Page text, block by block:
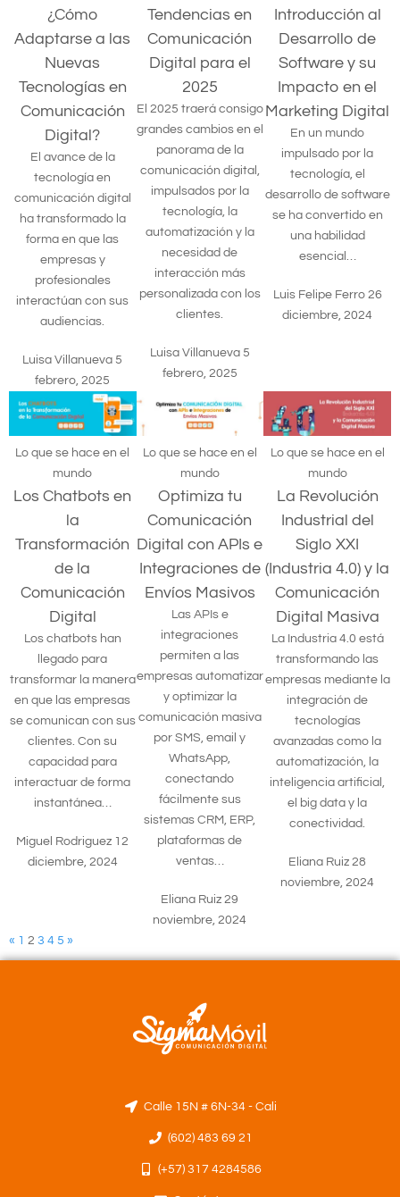
¿Cómo
Adaptarse a las
Nuevas
Tecnologías en
Comunicación
Digital?
El avance de la
tecnología en
comunicación digital
ha transformado la
forma en que las
empresas y
profesionales
interactúan con sus
audiencias.
Luisa Villanueva 5
febrero, 2025
Tendencias en
Comunicación
Digital para el
2025
El 2025 traerá consigo
grandes cambios en el
panorama de la
comunicación digital,
impulsados por la
tecnología, la
automatización y la
necesidad de
interacción más
personalizada con los
clientes.
Luisa Villanueva 5
febrero, 2025
Introducción al
Desarrollo de
Software y su
Impacto en el
Marketing Digital
En un mundo
impulsado por la
tecnología, el
desarrollo de software
se ha convertido en
una habilidad
esencial…
Luis Felipe Ferro 26
diciembre, 2024
Lo que se hace en el
mundo
Los Chatbots en
la
Transformación
de la
Comunicación
Digital
Los chatbots han
llegado para
transformar la manera
en que las empresas
se comunican con sus
clientes. Con su
capacidad para
interactuar de forma
instantánea…
Miguel Rodriguez 12
diciembre, 2024
Lo que se hace en el
mundo
Optimiza tu
Comunicación
Digital con APIs e
Integraciones de
Envíos Masivos
Las APIs e
integraciones
permiten a las
empresas automatizar
y optimizar la
comunicación masiva
por SMS, email y
WhatsApp,
conectando
fácilmente sus
sistemas CRM, ERP,
plataformas de
ventas…
Eliana Ruiz29
noviembre, 2024
Lo que se hace en el
mundo
La Revolución
Industrial del
Siglo XXI
(Industria 4.0) y la
Comunicación
Digital Masiva
La Industria 4.0 está
transformando las
empresas mediante la
integración de
tecnologías
avanzadas como la
automatización, la
inteligencia artificial,
el big data y la
conectividad.
Eliana Ruiz28
noviembre, 2024
« 1 2 3 4 5 »
Calle 15N # 6N-34 - Cali
(602) 483 69 21
(+57) 317 4284586